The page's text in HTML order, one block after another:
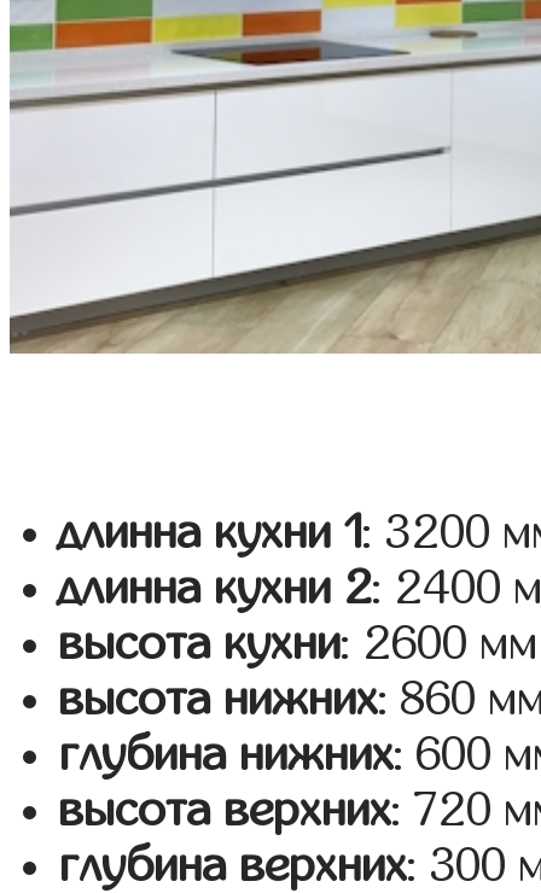
длинна кухни 1: 3200
длинна кухни 2: 2400
высота кухни: 2600 мм
высота нижних: 860
глубина нижних: 600
высота верхних: 720
глубина верхних: 300